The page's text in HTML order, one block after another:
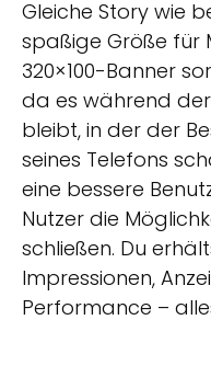
Gleiche Story wie
spaßige Größe für
320×100-Banner
da es während
bleibt, in der der
seines Telefons
eine bessere
Nutzer die
schließen. Du
Impressionen,
Performance –